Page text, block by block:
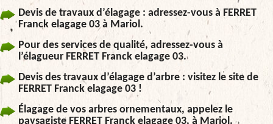
Devis de travaux d’élagage : adressez-vous à FERRET
Franck elagage 03 à Mariol.
Pour des services de qualité, adressez-vous à
l’élagueur FERRET Franck elagage 03.
Devis des travaux d’élagage d’arbre : visitez le site de
FERRET Franck elagage 03 !
Élagage de vos arbres ornementaux, appelez le
paysagiste FERRET Franck elagage 03, à Mariol.